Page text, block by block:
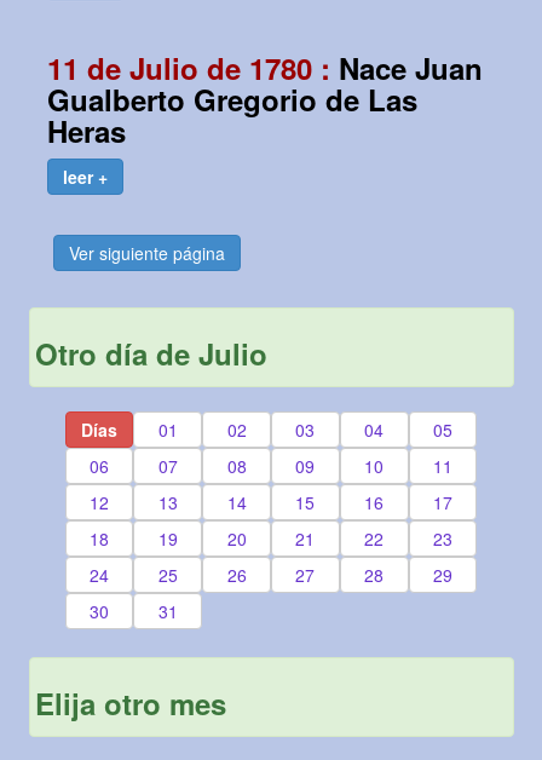
11 de Julio de 1780 : Nace Juan
Gualberto Gregorio de Las
Heras
leer +
Ver siguiente página
Otro día de Julio
Días 01 02 03 04
05
06
07 08 09 10
11
12
13 14 15 16
17
18
19 20 21 22
23
24
25 26 27 28
29
30
31
Elija otro mes